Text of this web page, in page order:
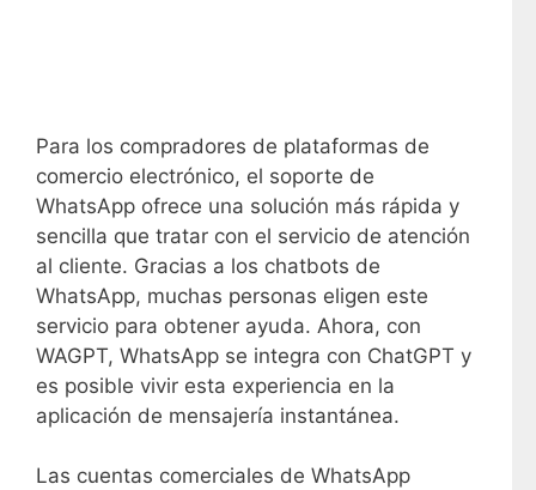
Para los compradores de plataformas de
comercio electrónico, el soporte de
WhatsApp ofrece una solución más rápida y
sencilla que tratar con el servicio de atención
al cliente. Gracias a los chatbots de
WhatsApp, muchas personas eligen este
servicio para obtener ayuda. Ahora, con
WAGPT, WhatsApp se integra con ChatGPT y
es posible vivir esta experiencia en la
aplicación de mensajería instantánea.
Las cuentas comerciales de WhatsApp